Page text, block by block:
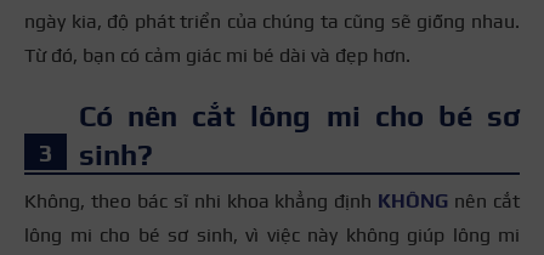
ngày kia, độ phát triển của chúng ta cũng sẽ giống nhau.
Từ đó, bạn có cảm giác mi bé dài và đẹp hơn.
Có nên cắt lông mi cho bé sơ
sinh?
Không, theo bác sĩ nhi khoa khẳng định KHÔNG nên cắt
lông mi cho bé sơ sinh, vì việc này không giúp lông mi